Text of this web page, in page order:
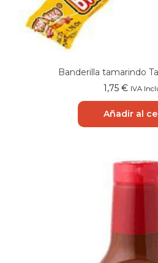
Banderilla tamarindo
1,75 € IVA
Añadir al